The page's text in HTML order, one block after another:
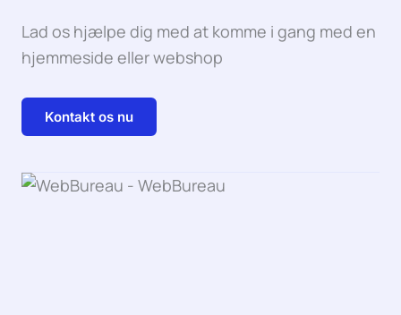
Lad os hjælpe dig med at komme i gang med en
hjemmeside eller webshop
Kontakt os nu